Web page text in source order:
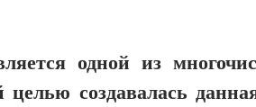
одной из
создавалась